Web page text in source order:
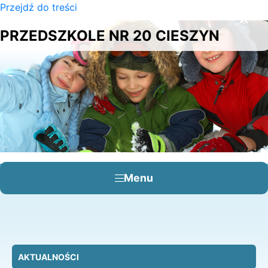
Przejdź do treści
PRZEDSZKOLE NR 20 CIESZYN
Menu
×
AKTUALNOŚCI